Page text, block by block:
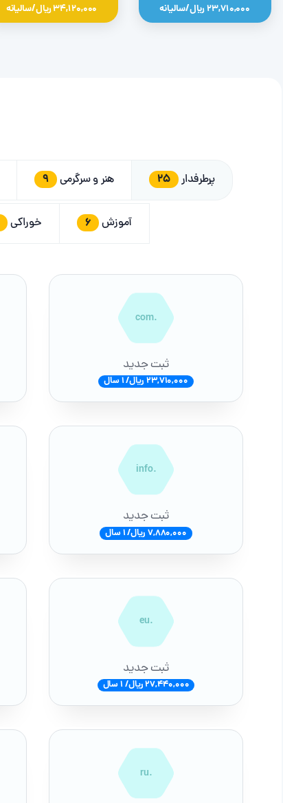
23,710,000 ریال/سالیانه 34,120,000 ریال/سالیانه
پرطرفدار 25 هنر و سرگرمی 9
آموزش 6 خوراکی
.com
ثبت جدید
23,710,000 ریال/ 1 سال
.info
ثبت جدید
7,880,000 ریال/ 1 سال
.eu
ثبت جدید
27,440,000 ریال/ 1 سال
.ru